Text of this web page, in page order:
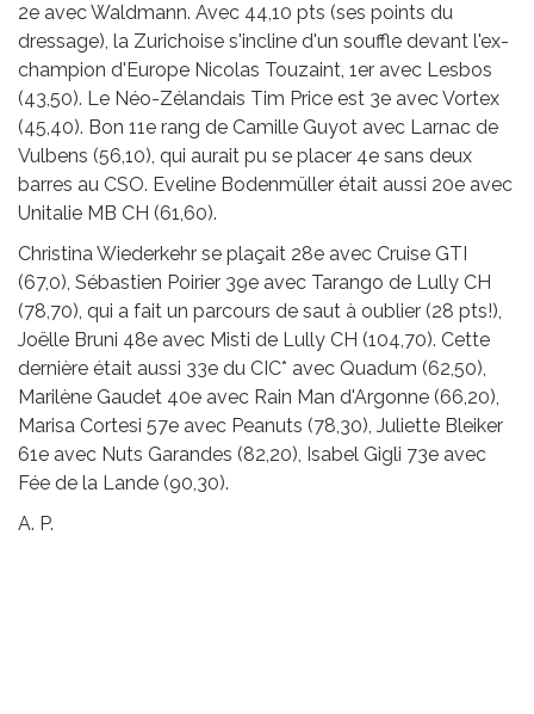
2e avec Waldmann. Avec 44,10 pts (ses points du
dressage), la Zurichoise s'incline d'un souffle devant l'ex-
champion d'Europe Nicolas Touzaint, 1er avec Lesbos
(43,50). Le Néo-Zélandais Tim Price est 3e avec Vortex
(45,40). Bon 11e rang de Camille Guyot avec Larnac de
Vulbens (56,10), qui aurait pu se placer 4e sans deux
barres au CSO. Eveline Bodenmüller était aussi 20e avec
Unitalie MB CH (61,60).
Christina Wiederkehr se plaçait 28e avec Cruise GTI
(67,0), Sébastien Poirier 39e avec Tarango de Lully CH
(78,70), qui a fait un parcours de saut à oublier (28 pts!),
Joëlle Bruni 48e avec Misti de Lully CH (104,70). Cette
dernière était aussi 33e du CIC* avec Quadum (62,50),
Marilène Gaudet 40e avec Rain Man d'Argonne (66,20),
Marisa Cortesi 57e avec Peanuts (78,30), Juliette Bleiker
61e avec Nuts Garandes (82,20), Isabel Gigli 73e avec
Fée de la Lande (90,30).
A. P.